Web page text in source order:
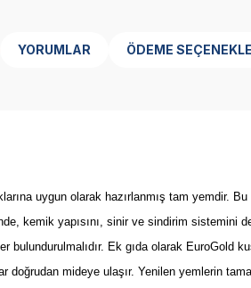
YORUMLAR ÖDEME
uygun olarak hazırlanmış tam yemdir.
kemik yapısını, sinir ve sindirim sistemini
Ek gıda olarak EuroGold
doğrudan mideye ulaşır. Yenilen yemlerin